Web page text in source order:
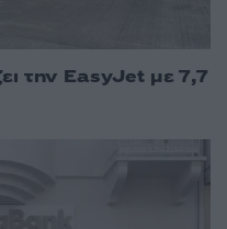
την EasyJet με 7,7